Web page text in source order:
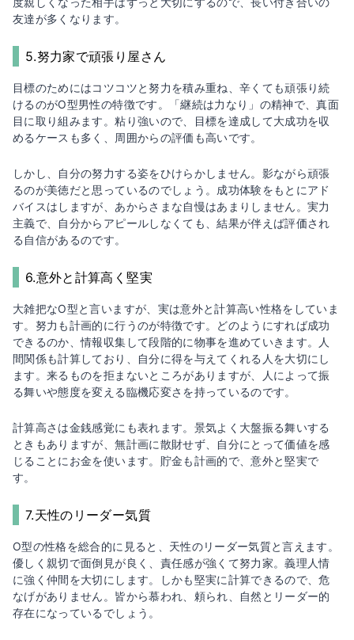
友達が多くなります。
5.努力家で頑張り屋さん
目標のためにはコツコツと努力を積み重ね、辛くても頑張り続
けるのがO型男性の特徴です。「継続は力なり」の精神で、真面
目に取り組みます。粘り強いので、目標を達成して大成功を収
めるケースも多く、周囲からの評価も高いです。
しかし、自分の努力する姿をひけらかしません。影ながら頑張
るのが美徳だと思っているのでしょう。成功体験をもとにアド
バイスはしますが、あからさまな自慢はあまりしません。実力
主義で、自分からアピールしなくても、結果が伴えば評価され
る自信があるのです。
6.意外と計算高く堅実
大雑把なO型と言いますが、実は意外と計算高い性格をしていま
す。努力も計画的に行うのが特徴です。どのようにすれば成功
できるのか、情報収集して段階的に物事を進めていきます。人
間関係も計算しており、自分に得を与えてくれる人を大切にし
ます。来るものを拒まないところがありますが、人によって振
る舞いや態度を変える臨機応変さを持っているのです。
計算高さは金銭感覚にも表れます。景気よく大盤振る舞いする
ときもありますが、無計画に散財せず、自分にとって価値を感
じることにお金を使います。貯金も計画的で、意外と堅実で
す。
7.天性のリーダー気質
O型の性格を総合的に見ると、天性のリーダー気質と言えます。
優しく親切で面倒見が良く、責任感が強くて努力家。義理人情
に強く仲間を大切にします。しかも堅実に計算できるので、危
なげがありません。皆から慕われ、頼られ、自然とリーダー的
存在になっているでしょう。